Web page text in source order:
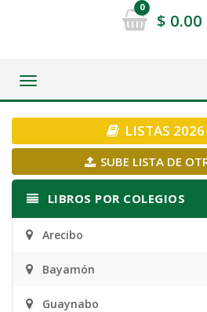
0
$ 0.00
Toggle
LISTAS
SUBE LISTA DE
LIBROS POR COLEGIOS
Arecibo
Bayamón
Guaynabo